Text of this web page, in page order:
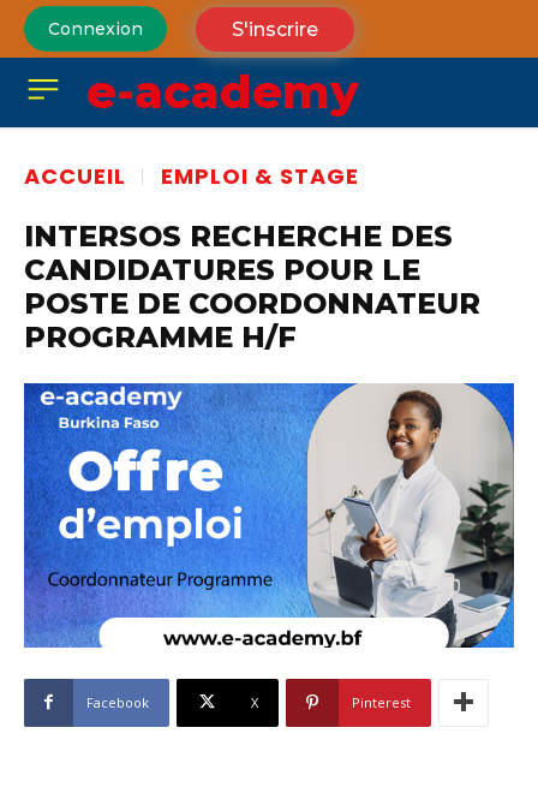
Connexion S'inscrire
e-academy
ACCUEIL EMPLOI & STAGE
INTERSOS RECHERCHE DES
CANDIDATURES POUR LE
POSTE DE COORDONNATEUR
PROGRAMME H/F
Facebook X Pinterest